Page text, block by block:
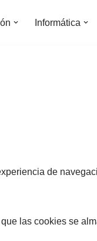
Informática
de
las cookies se